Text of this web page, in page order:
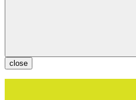
close